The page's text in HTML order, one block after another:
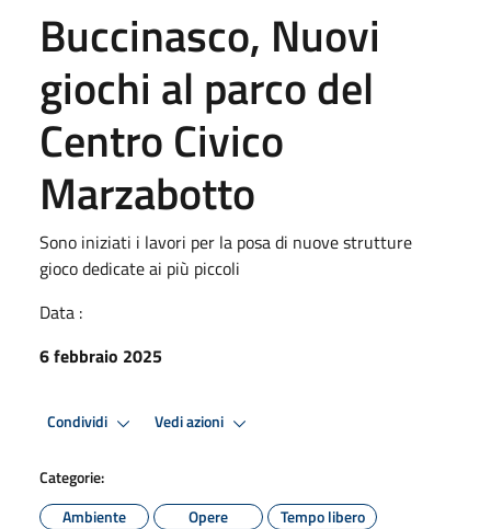
Buccinasco, Nuovi
giochi al parco del
Centro Civico
Marzabotto
Sono iniziati i lavori per la posa di nuove strutture
gioco dedicate ai più piccoli
Data :
6 febbraio 2025
Condividi Vedi azioni
Categorie:
Ambiente
Opere Tempo libero